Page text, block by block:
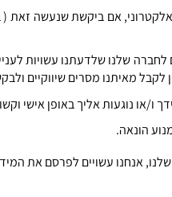
,אם ביקשת שנעשה זאת (
שלנו שלדעתנו עשויות
לקבל מאיתנו מסרים שיווקיים
ו/או נוגעות אליך באופן אישי
הונאה.
,אנחנו עשויים לפרסם את